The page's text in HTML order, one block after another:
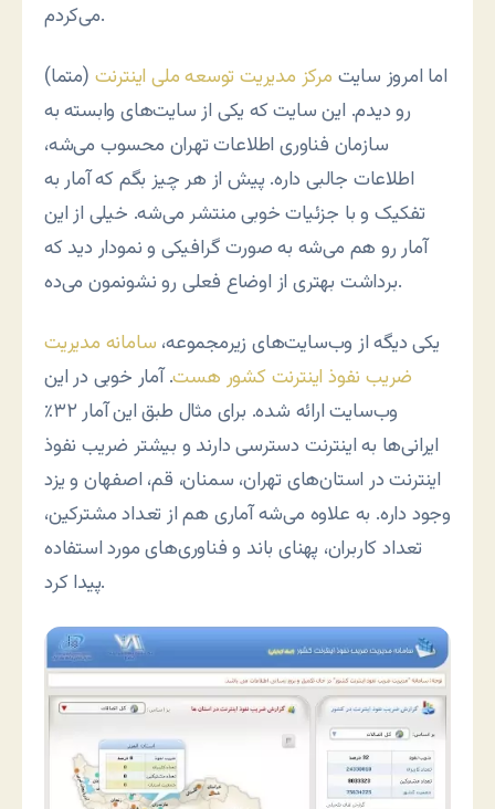
می‌کردم.
اما امروز سایت مرکز مدیریت توسعه ملی اینترنت (متما)
رو دیدم. این سایت که یکی از سایت‌های وابسته به
سازمان فناوری اطلاعات تهران محسوب می‌شه،
اطلاعات جالبی داره. پیش از هر چیز بگم که آمار به
تفکیک و با جزئیات خوبی منتشر می‌شه. خیلی از این
آمار رو هم می‌شه به صورت گرافیکی و نمودار دید که
برداشت بهتری از اوضاع فعلی رو نشونمون می‌ده.
یکی دیگه از وب‌سایت‌های زیرمجموعه، سامانه مدیریت
ضریب نفوذ اینترنت کشور هست. آمار خوبی در این
وب‌سایت ارائه شده. برای مثال طبق این آمار ۳۲٪
ایرانی‌ها به اینترنت دسترسی دارند و بیشتر ضریب نفوذ
اینترنت در استان‌های تهران، سمنان، قم، اصفهان و یزد
وجود داره. به علاوه می‌شه آماری هم از تعداد مشترکین،
تعداد کاربران، پهنای باند و فناوری‌های مورد استفاده
پیدا کرد.